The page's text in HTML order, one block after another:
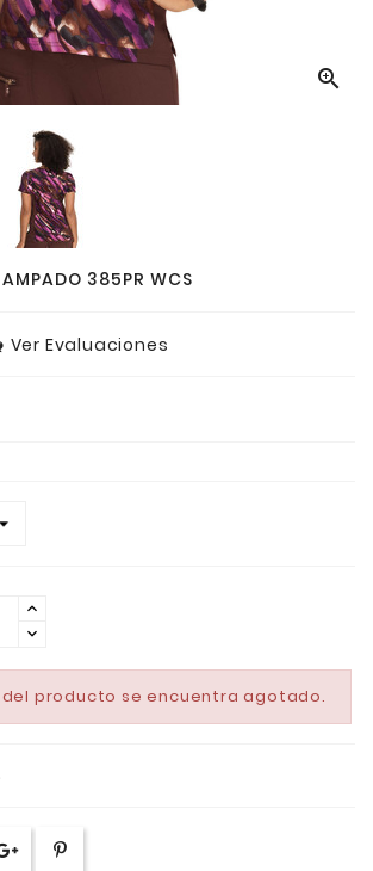

385PR WCS
Ver Evaluaciones
producto se encuentra agotado.